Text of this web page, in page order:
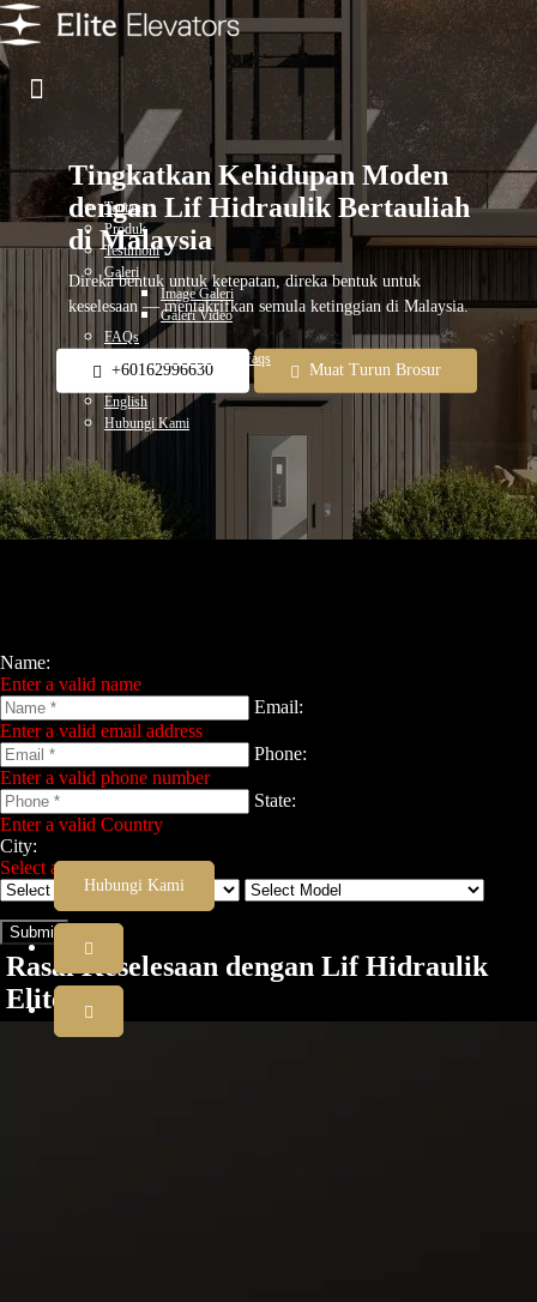
Tentang
Produk
Testimoni
Galeri
Image Galeri
Galeri Video
FAQs
Elite Products Faqs
Blog
English
Hubungi Kami
Hubungi Kami
Tingkatkan Kehidupan Moden
dengan Lif Hidraulik Bertauliah
di Malaysia
Direka bentuk untuk ketepatan, direka bentuk untuk
keselesaan — mentakrifkan semula ketinggian di Malaysia.
+60162996630 Muat Turun Brosur
Name:
Enter a valid name
Email:
Enter a valid email address
Phone:
Enter a valid phone number
State:
Enter a valid Country
City:
Select a valid State
Submit
Rasai Keselesaan dengan Lif Hidraulik
Elite